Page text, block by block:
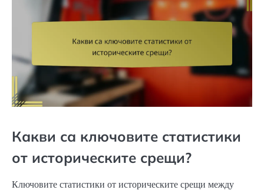
Какви са ключовите статистики
от историческите срещи?
Ключовите статистики от историческите срещи между